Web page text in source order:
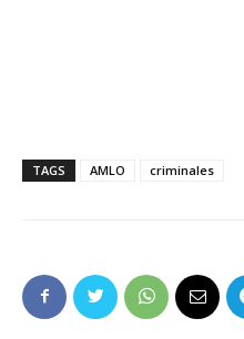
TAGS AMLO criminales